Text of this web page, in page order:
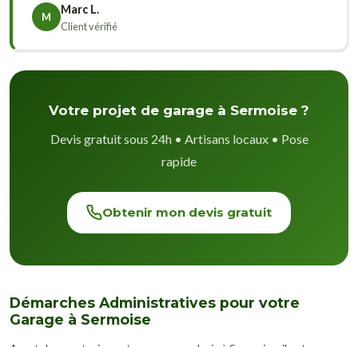
M
Marc L.
Client vérifié
Votre projet de garage à Sermoise ?
Devis gratuit sous 24h • Artisans locaux • Pose
rapide
Obtenir mon devis gratuit
Démarches Administratives pour votre
Garage à Sermoise